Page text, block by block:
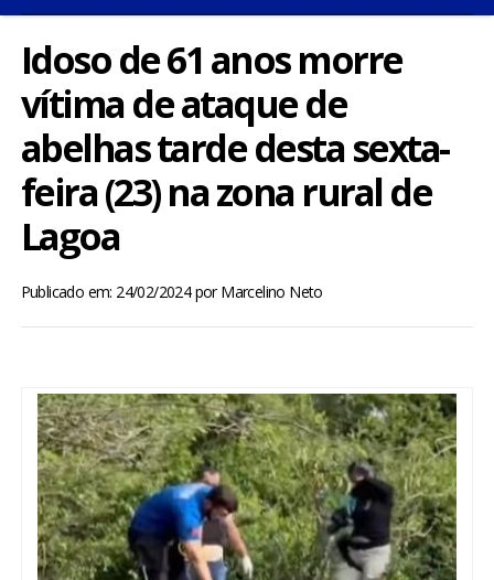
INÍCIO
POMBAL E REGIÃO
BRASIL
MUNDO
ENTRETENIMENTO
ENQUETE
TV LPB
Idoso de 61 anos morre
vítima de ataque de
abelhas tarde desta sexta-
feira (23) na zona rural de
Lagoa
Publicado em: 24/02/2024porMarcelino Neto